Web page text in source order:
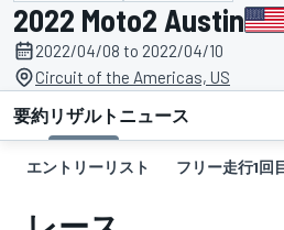
2022 Moto2 Austin
2022/04/08 to 2022/04/10
Circuit of the Americas, US
要約リザルト ニュース
エントリーリスト フリー走行1回